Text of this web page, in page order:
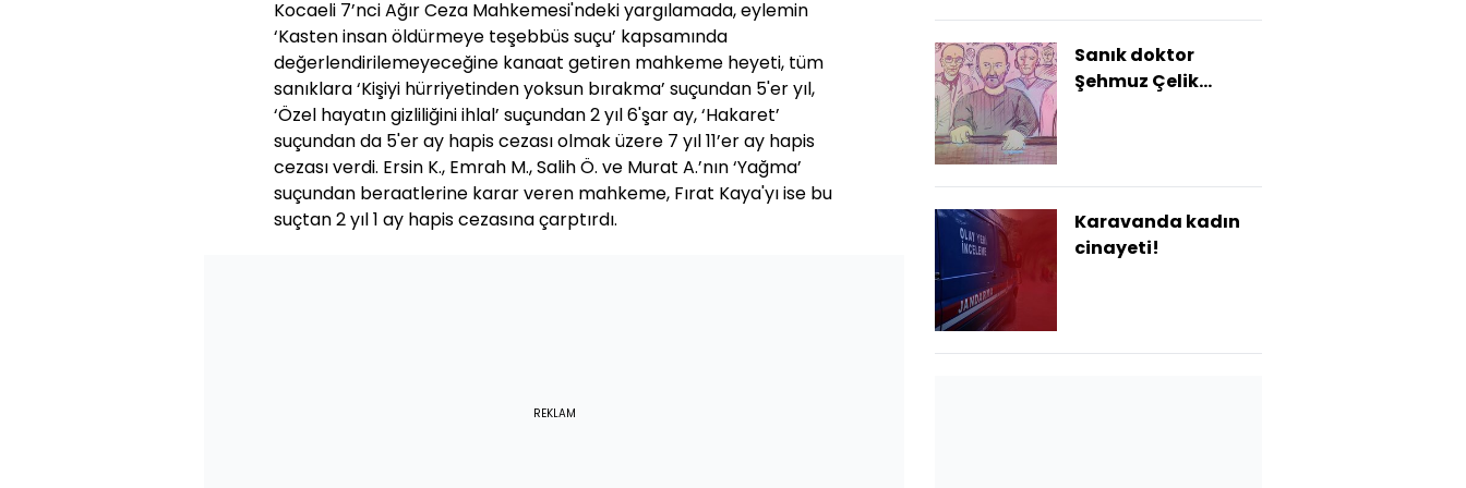
Kocaeli 7’nci Ağır Ceza Mahkemesi'ndeki yargılamada, eylemin
‘Kasten insan öldürmeye teşebbüs suçu’ kapsamında
değerlendirilemeyeceğine kanaat getiren mahkeme heyeti, tüm
sanıklara ‘Kişiyi hürriyetinden yoksun bırakma’ suçundan 5'er yıl,
‘Özel hayatın gizliliğini ihlal’ suçundan 2 yıl 6'şar ay, ‘Hakaret’
suçundan da 5'er ay hapis cezası olmak üzere 7 yıl 11’er ay hapis
cezası verdi. Ersin K., Emrah M., Salih Ö. ve Murat A.’nın ‘Yağma’
suçundan beraatlerine karar veren mahkeme, Fırat Kaya'yı ise bu
suçtan 2 yıl 1 ay hapis cezasına çarptırdı.
REKLAM
Sanık doktor
Şehmuz Çelik
ölmüş!
Karavanda kadın
cinayeti!